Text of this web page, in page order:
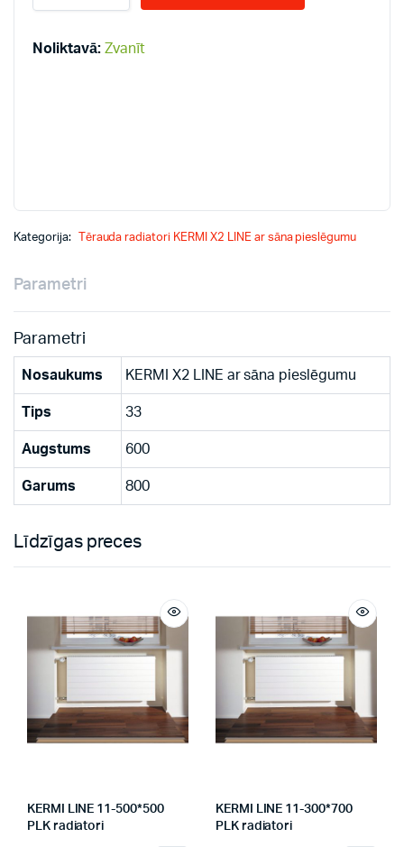
33-
PLK
Noliktavā: Zvanīt
Kategorija: Tērauda radiatori KERMI X2 LINE ar sāna pieslēgumu
Parametri
Parametri
Nosaukums KERMI X2 LINE ar sāna pieslēgumu
Tips 33
Augstums 600
Garums 800
Līdzīgas preces
KERMI LINE 11-500*500
PLK radiatori
KERMI LINE 11-300*700
PLK radiatori